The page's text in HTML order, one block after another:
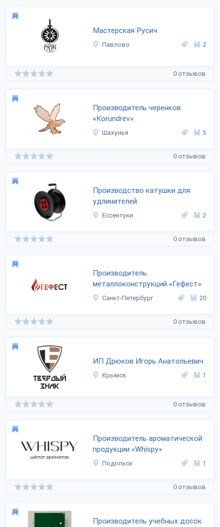
Мастерская Русич
Павлово 2
0 отзывов
Производитель черенков
«Korundrev»
Шахунья 5
0 отзывов
Производство катушки для
удлинителей
Ессентуки 2
0 отзывов
Производитель
металлоконструкций «Гефест»
Санкт-Петербург 20
0 отзывов
ИП Дрюков Игорь Анатольевич
Крымск 1
0 отзывов
Производитель ароматической
продукции «Whispy»
Подольск 1
0 отзывов
Производитель учебных досок